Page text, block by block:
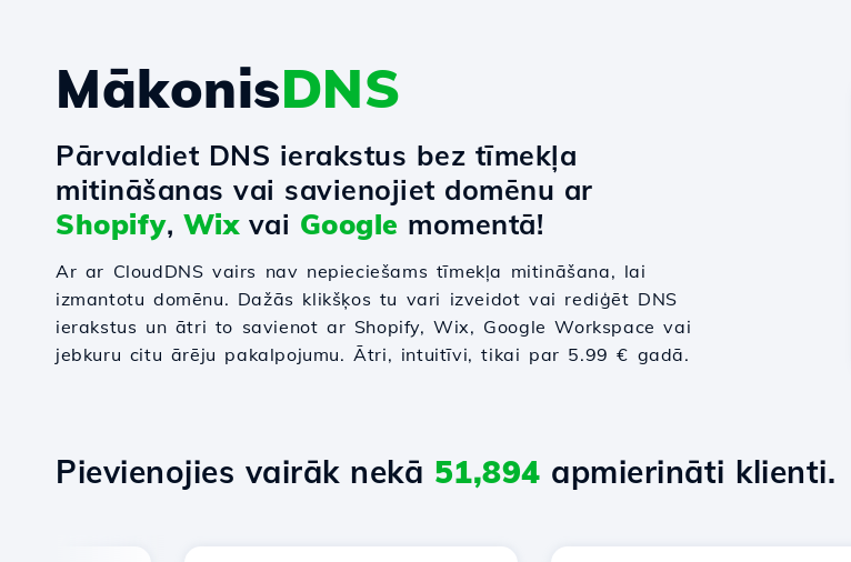
MākonisDNS
Pārvaldiet DNS ierakstus bez tīmekļa
mitināšanas vai savienojiet domēnu ar
Shopify, Wixvai Google momentā!
Ar ar CloudDNS vairs nav nepieciešams tīmekļa mitināšana, lai
izmantotu domēnu. Dažās klikšķos tu vari izveidot vai rediģēt DNS
ierakstus un ātri to savienot ar Shopify, Wix, Google Workspace vai
jebkuru citu ārēju pakalpojumu. Ātri, intuitīvi, tikai par 5.99 € gadā.
Pievienojies vairāk nekā 51,894 apmierināti klienti.